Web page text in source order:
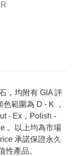
，均附有 GIA 評
範圍為 D - K ，
- Ex，Polish -
。以上均為市場
承諾保證永久
性產品。